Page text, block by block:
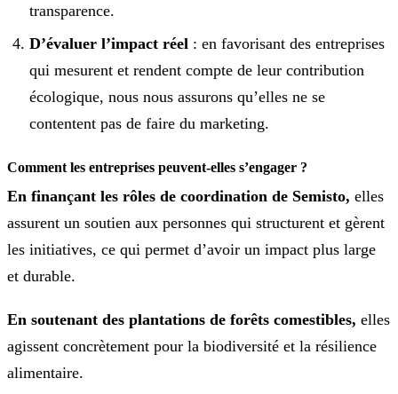
transparence.
D’évaluer l’impact réel : en favorisant des entreprises
qui mesurent et rendent compte de leur contribution
écologique, nous nous assurons qu’elles ne se
contentent pas de faire du marketing.
Comment les entreprises peuvent-elles s’engager ?
En finançant les rôles de coordination de Semisto, elles
assurent un soutien aux personnes qui structurent et gèrent
les initiatives, ce qui permet d’avoir un impact plus large
et durable.
En soutenant des plantations de forêts comestibles, elles
agissent concrètement pour la biodiversité et la résilience
alimentaire.